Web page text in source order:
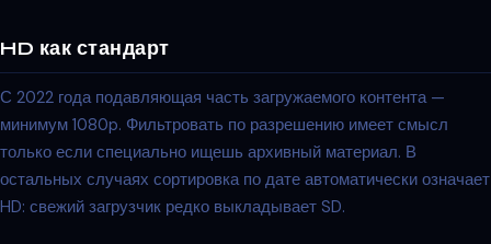
HD как стандарт
С 2022 года подавляющая часть загружаемого контента —
минимум 1080p. Фильтровать по разрешению имеет смысл
только если специально ищешь архивный материал. В
остальных случаях сортировка по дате автоматически означает
HD: свежий загрузчик редко выкладывает SD.